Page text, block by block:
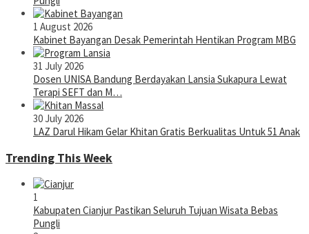
1 August 2026
Kabinet Bayangan Desak Pemerintah Hentikan Program MBG
31 July 2026
Dosen UNISA Bandung Berdayakan Lansia Sukapura Lewat
Terapi SEFT dan M…
30 July 2026
LAZ Darul Hikam Gelar Khitan Gratis Berkualitas Untuk 51 Anak
Trending This Week
1
Kabupaten Cianjur Pastikan Seluruh Tujuan Wisata Bebas
Pungli